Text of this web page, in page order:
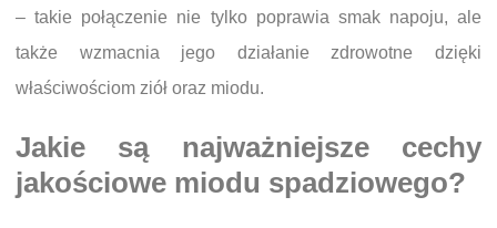
– takie połączenie nie tylko poprawia smak napoju, ale
także wzmacnia jego działanie zdrowotne dzięki
właściwościom ziół oraz miodu.
Jakie są najważniejsze cechy
jakościowe miodu spadziowego?